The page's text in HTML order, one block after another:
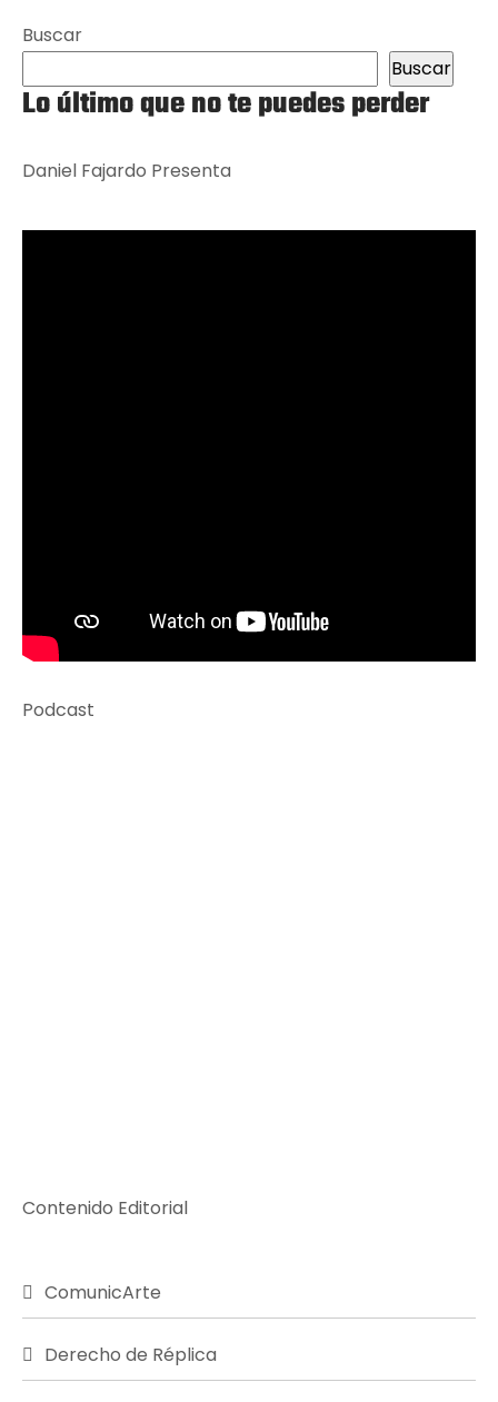
Buscar
Buscar
Lo último que no te puedes perder
Daniel Fajardo Presenta
Podcast
Contenido Editorial
ComunicArte
Derecho de Réplica